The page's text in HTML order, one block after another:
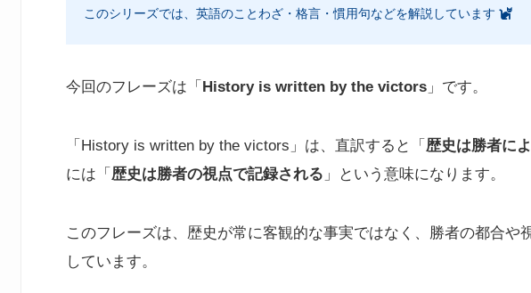
このシリーズでは、英語のことわざ・格言・慣用句などを解説しています
今回のフレーズは「 History is written by the victors 」です。
「History is written by the victors」は、直訳すると「 歴史は勝者に
には「 歴史は勝者の視点で記録される 」という意味になります。
このフレーズは、歴史が常に客観的な事実ではなく、勝者の都合や
しています。